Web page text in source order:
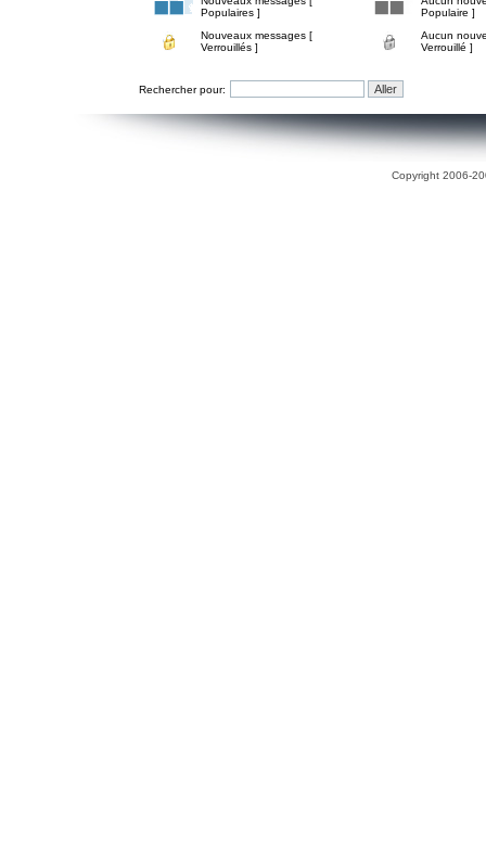
Populaires ]
Populaire ]
Nouveaux messages [
Verrouillés ]
Aucun
Verrouillé ]
Rechercher pour:
Copyright 2006-